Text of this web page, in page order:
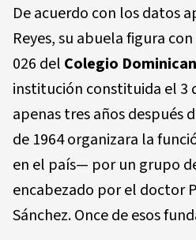
De acuerdo con los datos
Reyes, su abuela figura
026 del Colegio
institución constituida el 3
apenas tres años después
de 1964 organizara la
en el país— por un grupo
encabezado por el doctor
Sánchez. Once de esos